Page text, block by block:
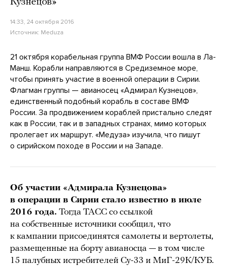
14:33, 24 октября 2016
Источник: Meduza
21 октября корабельная группа ВМФ России вошла в Ла-
Манш. Корабли направляются в Средиземное море,
чтобы принять участие в военной операции в Сирии.
Флагман группы — авианосец «Адмирал Кузнецов»,
единственный подобный корабль в составе ВМФ
России. За продвижением кораблей пристально следят
как в России, так и в западных странах, мимо которых
пролегает их маршрут. «Медуза» изучила, что пишут
о сирийском походе в России и на Западе.
Об участии «Адмирала Кузнецова»
в операции в Сирии стало известно в июле
2016 года. Тогда ТАСС со ссылкой
на собственные источники сообщил, что
к кампании присоединятся самолеты и вертолеты,
размещенные на борту авианосца — в том числе
15 палубных истребителей Су-33 и МиГ-29К/КУБ.